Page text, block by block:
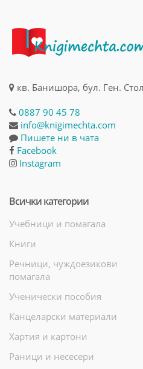
кв. Банишора, бул. Ген.
0887 90 45 78
info@knigimechta.com
Пишете ни в чата
Facebook
Instagram
Всички категории
Учебници и помагала
Книги
Речници, чуждоезикови
помагала
Ученически пособия
Канцеларски материали
Хартия и картони
Раници и несесери